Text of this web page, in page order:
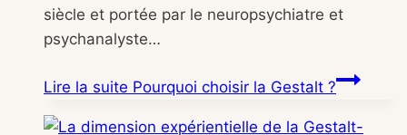
siècle et portée par le neuropsychiatre et
psychanalyste…
Lire la suite Pourquoi choisir la Gestalt ?